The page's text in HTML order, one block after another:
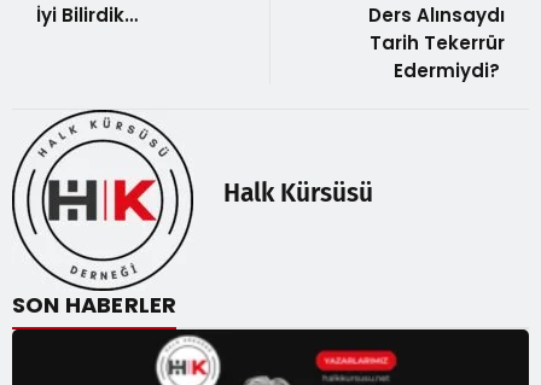
İyi Bilirdik…
Ders Alınsaydı
Tarih Tekerrür
Edermiydi?
Halk Kürsüsü
SON HABERLER